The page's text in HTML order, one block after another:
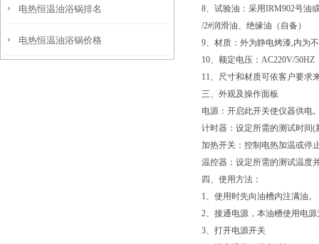
电热恒温油浴锅排名
电热恒温油浴锅价格
8、试验油：采用IRM902号油
/2#润滑油、绝缘油（自备）
9、材质：外为静电烤漆,内为
10、额定电压：AC220V/50HZ
11、尺寸和材质可依客户要求
三、外观及操作面板
电源：开启此开关使仪器供电
计时器：设定所需的测试时间(
加热开关：控制电热加温或停
温控器：设定所需的测试温度
四、使用方法：
1、使用时先向油槽内注满油。
2、接通电源，本油槽使用电
3、打开电源开关